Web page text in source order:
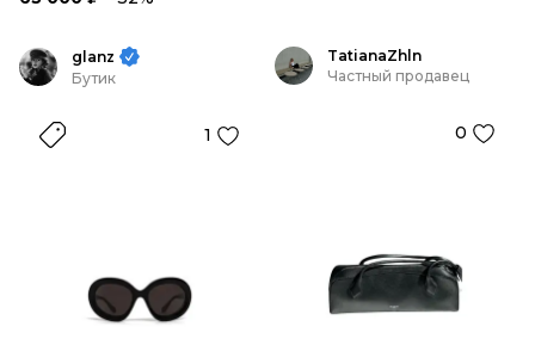
glanz
Бутик
1
TatianaZhln
Частный продавец
0